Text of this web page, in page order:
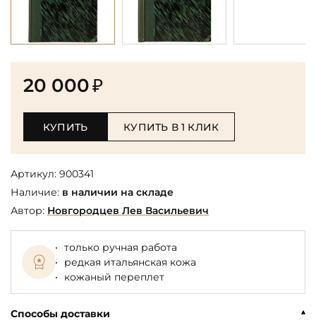
20 000₽
КУПИТЬ КУПИТЬ В 1 КЛИК
Артикул: 900341
Наличие: в наличии на складе
Автор: Новгородцев Лев Васильевич
только ручная работа
редкая итальянская кожа
кожаный переплет
Способы доставки